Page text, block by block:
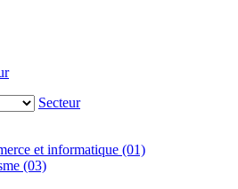
Secteur
et informatique (01)
(03)